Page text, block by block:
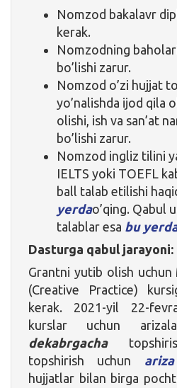
Nomzod bakalavr
kerak.
Nomzodning
bo’lishi zarur.
Nomzod o’zi hujjat
yo’nalishda ijod qila
olishi, ish va san’at
bo’lishi zarur.
Nomzod ingliz tilini
IELTS yoki TOEFL
ball talab etilishi
yerdao’qing. Qabul
talablar esa bu
Dasturga qabul jarayoni:
Grantni yutib olish
(Creative Practice)
kerak. 2021-yil 22-
kurslar uchun
dekabrgacha
topshirish uchun
hujjatlar bilan birga